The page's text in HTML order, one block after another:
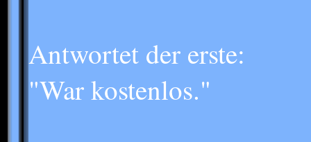
Antwortet der erste:
"War kostenlos."